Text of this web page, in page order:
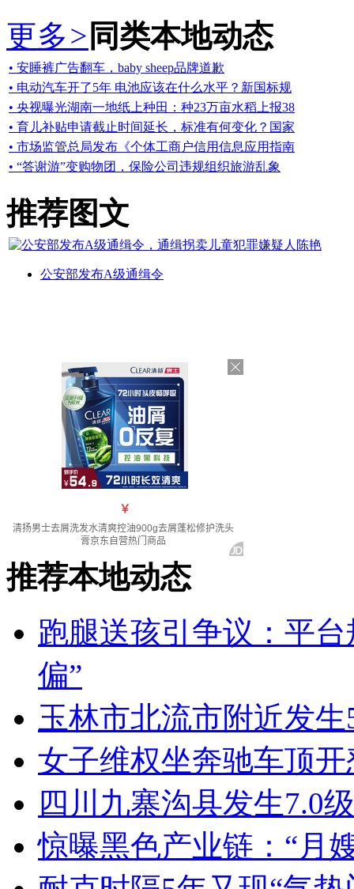
更多> 同类本地动态
• 安睡裤广告翻车，baby sheep品牌道歉
• 电动汽车开了5年 电池应该在什么水平？新国标规
• 央视曝光湖南一地纸上种田：种23万亩水稻上报38
• 育儿补贴申请截止时间延长，标准有何变化？国家
• 市场监管总局发布《个体工商户信用信息应用指南
• “答谢游”变购物团，保险公司违规组织旅游乱象
推荐图文
公安部发布A级通缉令
推荐本地动态
跑腿送孩引争议：平
偏”
玉林市北流市附近发
女子维权坐奔驰车顶
四川九寨沟县发生7.0
惊曝黑色产业链：“月